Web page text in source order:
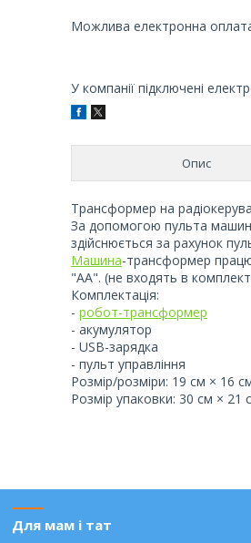
У компанії підключені
Опис
Трансформер на
За допомогою пульта
здійснюється за рахунок
Машина-трансформер
"АА". (не входять в
Комплектація:
- робот-трансформер
- акумулятор
- USB-зарядка
- пульт управління
Розмір/розміри: 19 см × 16
Розмір упаковки: 30 см × 21
Для мам і тат